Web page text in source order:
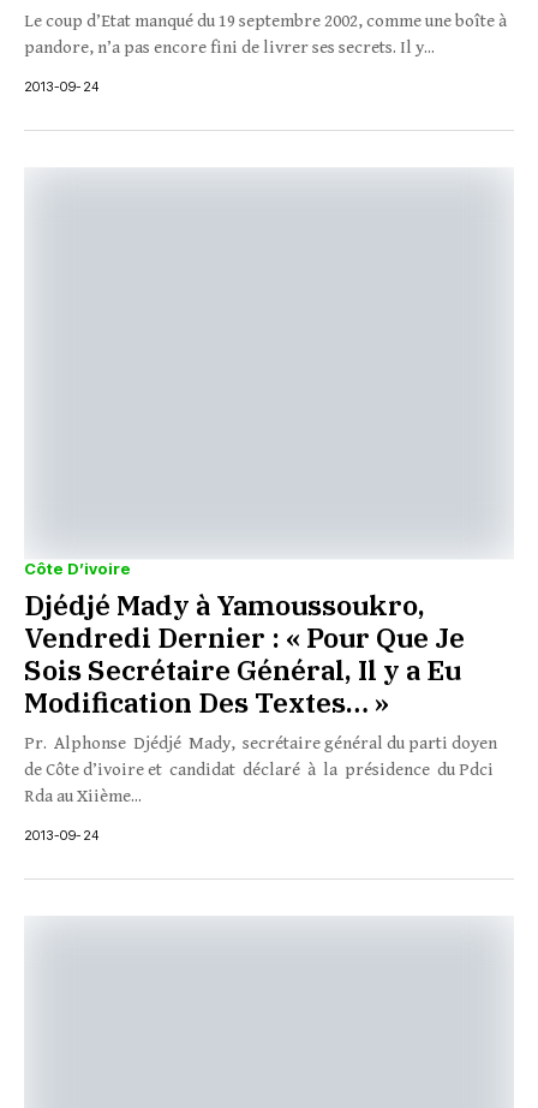
Le coup d’Etat manqué du 19 septembre 2002, comme une boîte à
pandore, n’a pas encore fini de livrer ses secrets. Il y...
2013-09-24
Côte D’ivoire
Djédjé Mady à Yamoussoukro,
Vendredi Dernier : « Pour Que Je
Sois Secrétaire Général, Il y a Eu
Modification Des Textes… »
Pr. Alphonse Djédjé Mady, secrétaire général du parti doyen
de Côte d’ivoire et candidat déclaré à la présidence du Pdci
Rda au Xiième...
2013-09-24